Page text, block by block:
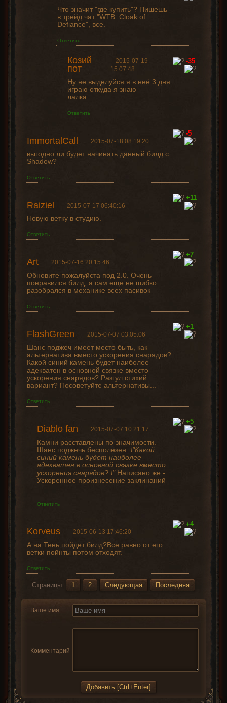
Что значит "где купить"? Пишешь
в трейд чат "WTB: Cloak of
Defiance", все.
Ответить
Козий
пот
2015-07-19
15:07:48
Ну не выделуйся я в неё 3 дня
играю откуда я знаю
лалка
Ответить
-35
ImmortalCall 2015-07-18 08:19:20
выгодно ли будет начинать данный билд с
Shadow?
Ответить
-5
Raiziel 2015-07-17 06:40:16
Новую ветку в студию.
Ответить
+11
Art 2015-07-16 20:15:46
Обновите пожалуйста под 2.0. Очень
понравился билд, а сам еще не шибко
разобрался в механике всех пасивок
Ответить
+7
FlashGreen 2015-07-07 03:05:06
Шанс поджеч имеет место быть, как
альтернатива вместо ускорения снарядов?
Какой синий камень будет наиболее
адекватен в основной связке вместо
ускорения снарядов? Разгул стихий
вариант? Посоветуйте альтернативы...
Ответить
+1
Diablo fan 2015-07-07 10:21:17
Камни расставлены по значимости.
Шанс поджечь бесполезен. \"Какой
синий камень будет наиболее
адекватен в основной связке вместо
ускорения снарядов? \"Написано же -
Ускоренное произнесение заклинаний
Ответить
+5
Korveus 2015-06-13 17:46:20
А на Тень пойдет билд?Все равно от его
ветки пойнты потом отходят.
Ответить
+4
Страницы: 1 2 Следующая Последняя
Ваше имя
Комментарий